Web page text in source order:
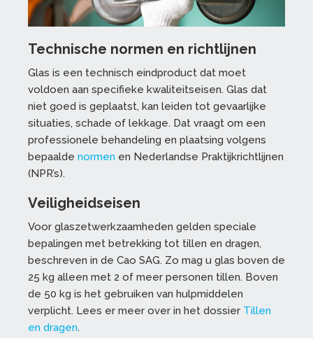
Technische normen en richtlijnen
Glas is een technisch eindproduct dat moet
voldoen aan specifieke kwaliteitseisen. Glas dat
niet goed is geplaatst, kan leiden tot gevaarlijke
situaties, schade of lekkage. Dat vraagt om een
professionele behandeling en plaatsing volgens
bepaalde normen en Nederlandse Praktijkrichtlijnen
(NPR’s).
Veiligheidseisen
Voor glaszetwerkzaamheden gelden speciale
bepalingen met betrekking tot tillen en dragen,
beschreven in de Cao SAG. Zo mag u glas boven de
25 kg alleen met 2 of meer personen tillen. Boven
de 50 kg is het gebruiken van hulpmiddelen
verplicht. Lees er meer over in het dossier Tillen
en dragen.